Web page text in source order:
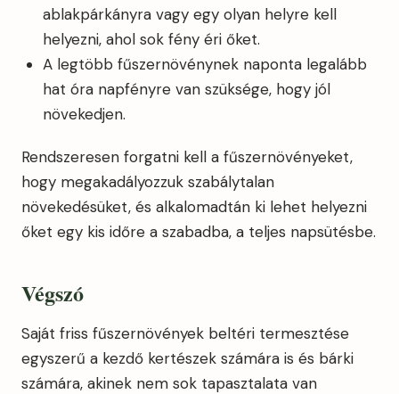
ablakpárkányra vagy egy olyan helyre kell
helyezni, ahol sok fény éri őket.
A legtöbb fűszernövénynek naponta legalább
hat óra napfényre van szüksége, hogy jól
növekedjen.
Rendszeresen forgatni kell a fűszernövényeket,
hogy megakadályozzuk szabálytalan
növekedésüket, és alkalomadtán ki lehet helyezni
őket egy kis időre a szabadba, a teljes napsütésbe.
Végszó
Saját friss fűszernövények beltéri termesztése
egyszerű a kezdő kertészek számára is és bárki
számára, akinek nem sok tapasztalata van